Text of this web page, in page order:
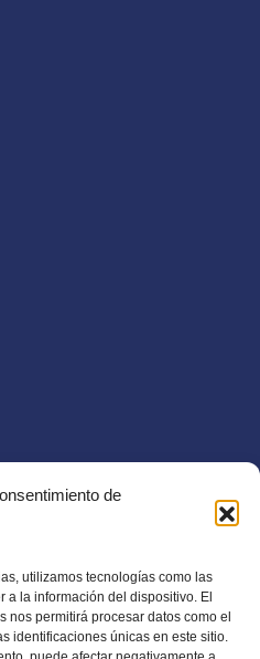
de
utilizamos tecnologías como las
a la información del dispositivo. El
permitirá procesar datos como el
identificaciones únicas en este sitio.